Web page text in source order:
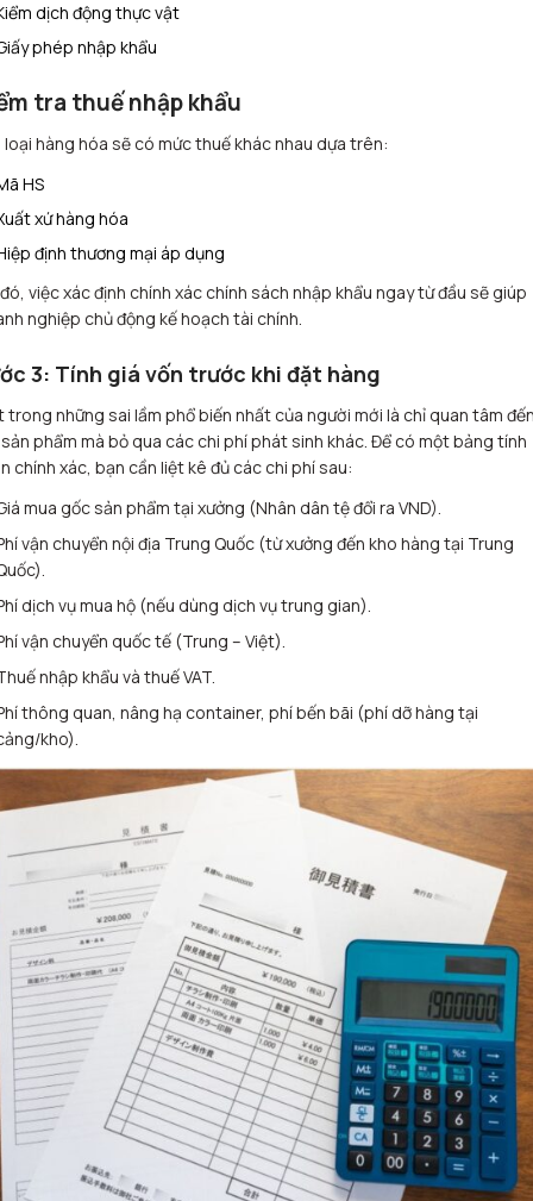
dịch động thực vật
phép nhập khẩu
tra thuế nhập khẩu
loại hàng hóa sẽ có mức thuế khác nhau dựa trên:
HS
xứ hàng hóa
định thương mại áp dụng
việc xác định chính xác chính sách nhập khẩu ngay từ đầu sẽ giúp
nghiệp chủ động kế hoạch tài chính.
3: Tính giá vốn trước khi đặt hàng
trong những sai lầm phổ biến nhất của người mới là chỉ quan tâm
phẩm mà bỏ qua các chi phí phát sinh khác. Để có một bảng tính
chính xác, bạn cần liệt kê đủ các chi phí sau:
mua gốc sản phẩm tại xưởng (Nhân dân tệ đổi ra VND).
vận chuyển nội địa Trung Quốc (từ xưởng đến kho hàng tại Trung
dịch vụ mua hộ (nếu dùng dịch vụ trung gian).
vận chuyển quốc tế (Trung – Việt).
nhập khẩu và thuế VAT.
thông quan, nâng hạ container, phí bến bãi (phí dỡ hàng tại
kho).